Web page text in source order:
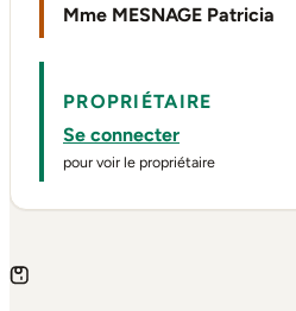
Mme MESNAGE Patricia
PROPRIÉTAIRE
Se connecter
pour voir le propriétaire